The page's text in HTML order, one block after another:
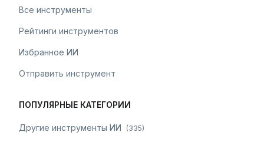
Все инструменты
Рейтинги инструментов
Избранное ИИ
Отправить инструмент
ПОПУЛЯРНЫЕ КАТЕГОРИИ
Другие инструменты ИИ (335)